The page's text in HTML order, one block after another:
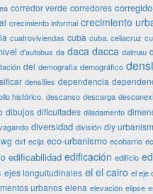
corredor verde corredores corregido
crecimiento informal crecimiento
cuatroviviendas cuba cuba. celiacruz
d'autobus da daca dacca dalmau
del demografia demográfico
densities dependencia
histórico. descanso descarga
dibujos dificultades diladamento
diversidad división diy urbanism
dxf ecija eco-urbanismo ecobarrio
edificabilidad edificación edificio
ejes longuitudinales el el cairo el eje
urbanos elena elevación elipse